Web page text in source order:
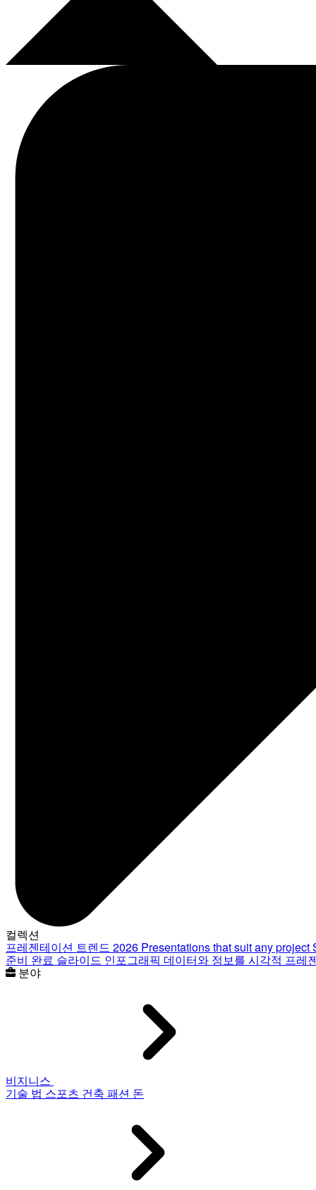
컬렉션
프레젠테이션 트렌드 2026 Presentations that suit any project
준비 완료 슬라이드 인포그래픽 데이터와 정보를 시각적 프레
분야
비지니스
기술 법 스포츠 건축 패션 돈